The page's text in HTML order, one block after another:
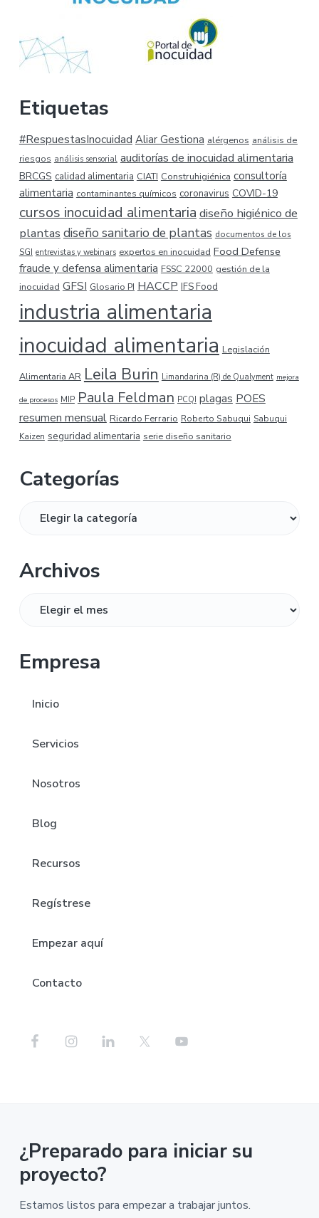
Etiquetas
#RespuestasInocuidad Aliar Gestiona alérgenos análisis de
riesgos análisis sensorial auditorías de inocuidad alimentaria
BRCGS calidad alimentaria CIATI Construhigiénica consultoría
alimentaria contaminantes químicos coronavirus COVID-19
cursos inocuidad alimentaria diseño higiénico de
plantas diseño sanitario de plantas documentos de los
SGI entrevistas y webinars expertos en inocuidad Food Defense
fraude y defensa alimentaria FSSC 22000 gestión de la
inocuidad GFSI Glosario PI HACCP IFS Food
industria alimentaria
inocuidad alimentaria Legislación
Alimentaria AR Leila Burin Limandarina (R) de Qualyment mejora
de procesos MIP Paula Feldman PCQI plagas POES
resumen mensual Ricardo Ferrario Roberto Sabuqui Sabuqui
Kaizen seguridad alimentaria serie diseño sanitario
Categorías
Archivos
Empresa
Inicio
Servicios
Nosotros
Blog
Recursos
Regístrese
Empezar aquí
Contacto
¿Preparado para iniciar su
proyecto?
Estamos listos para empezar a trabajar juntos.